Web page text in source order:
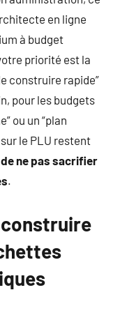
en ligne
à budget
priorité est la
construire rapide”
pour les budgets
ou un “plan
le PLU restent
de ne pas sacrifier
.